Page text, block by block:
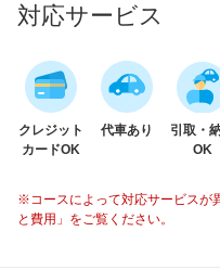
対応サービス
クレジット
カードOK
代車あり
引取・
OK
※コースによって対応サービスが
と費用」をご覧ください。